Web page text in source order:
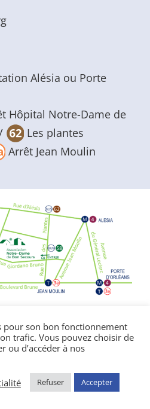
Alésia ou Porte
Hôpital Notre-Dame de
Les plantes
Arrêt Jean Moulin
|Mentions
de Bon Secours
CDKIT
pour son bon fonctionnement
trafic. Vous pouvez choisir de
ou d’accéder à nos
Refuser Accepter